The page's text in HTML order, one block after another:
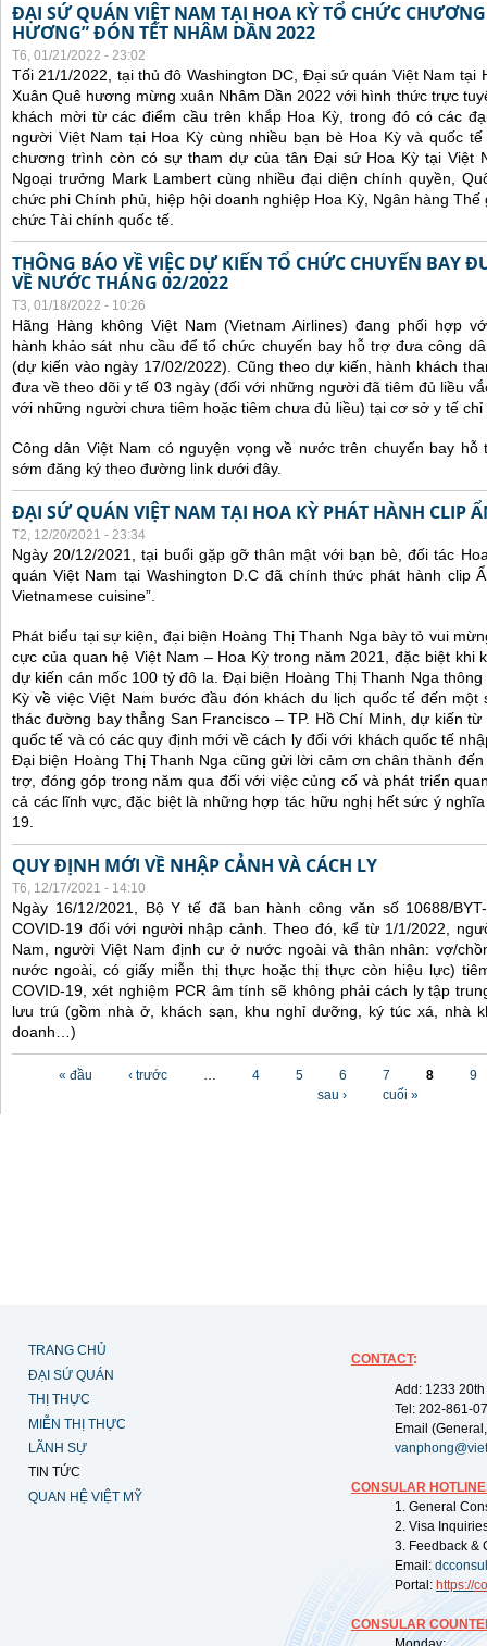
ĐẠI SỨ QUÁN VIỆT NAM TẠI HOA KỲ TỔ CHỨC
HƯƠNG” ĐÓN TẾT NHÂM DẦN 2022
T6, 01/21/2022 - 23:02
Tối 21/1/2022, tại thủ đô Washington DC, Đại sứ quán Việt Nam
Xuân Quê hương mừng xuân Nhâm Dần 2022 với hình thức trực
khách mời từ các điểm cầu trên khắp Hoa Kỳ, trong đó có các
người Việt Nam tại Hoa Kỳ cùng nhiều bạn bè Hoa Kỳ và quốc
chương trình còn có sự tham dự của tân Đại sứ Hoa Kỳ tại Việt
Ngoại trưởng Mark Lambert cùng nhiều đại diện chính quyền,
chức phi Chính phủ, hiệp hội doanh nghiệp Hoa Kỳ, Ngân hàng
chức Tài chính quốc tế.
THÔNG BÁO VỀ VIỆC DỰ KIẾN TỔ CHỨC CHUYẾN BAY
VỀ NƯỚC THÁNG 02/2022
T3, 01/18/2022 - 10:26
Hãng Hàng không Việt Nam (Vietnam Airlines) đang phối hợp
hành khảo sát nhu cầu để tổ chức chuyến bay hỗ trợ đưa công
(dự kiến vào ngày 17/02/2022).
Cũng theo dự kiến, hành khách
đưa về theo dõi y tế 03 ngày (đối với những người đã tiêm đủ liều
với những người chưa tiêm hoặc tiêm chưa đủ liều) tại cơ sở y tế chỉ
Công dân Việt Nam có nguyện vọng về nước trên chuyến bay
sớm đăng ký theo đường link dưới đây.
ĐẠI SỨ QUÁN VIỆT NAM TẠI HOA KỲ PHÁT HÀNH CLIP
T2, 12/20/2021 - 23:34
Ngày 20/12/2021, tại buổi gặp gỡ thân mật với bạn bè, đối tác
quán Việt Nam tại Washington D.C đã chính thức phát hành clip
Vietnamese cuisine”.
Phát biểu tại sự kiện, đại biện Hoàng Thị Thanh Nga bày tỏ vui
cực của quan hệ Việt Nam – Hoa Kỳ trong năm 2021, đặc biệt khi
dự kiến cán mốc 100 tỷ đô la. Đại biện Hoàng Thị Thanh Nga
Kỳ về việc Việt Nam bước đầu đón khách du lịch quốc tế đến
thác đường bay thẳng San Francisco – TP. Hồ Chí Minh, dự kiến
quốc tế và có các quy định mới về cách ly đối với khách quốc tế
Đại biện Hoàng Thị Thanh Nga cũng gửi lời cảm ơn chân thành
trợ, đóng góp trong năm qua đối với việc củng cố và phát triển
cả các lĩnh vực, đặc biệt là những hợp tác hữu nghị hết sức ý
19.
QUY ĐỊNH MỚI VỀ NHẬP CẢNH VÀ CÁCH LY
T6, 12/17/2021 - 14:10
Ngày 16/12/2021, Bộ Y tế đã ban hành công văn số 10688/
COVID-19 đối với người nhập cảnh. Theo đó, kể từ 1/1/2022,
Nam, người Việt Nam định cư ở nước ngoài và thân nhân: vợ/
nước ngoài, có giấy miễn thị thực hoặc thị thực còn hiệu lực)
COVID-19, xét nghiệm PCR âm tính sẽ không phải cách ly tập
lưu trú (gồm nhà ở, khách sạn, khu nghỉ dưỡng, ký túc xá, nhà
doanh…)
« đầu ‹ trước … 4 5 6 7 8
9
sau ›
cuối »
TRANG CHỦ
ĐẠI SỨ QUÁN
THỊ THỰC
MIỄN THỊ THỰC
LÃNH SỰ
TIN TỨC
QUAN HỆ VIỆT MỸ
CONTACT:
Add: 1233
Tel: 202-861-
Email
CONSULAR
1. General
2. Visa
3. Feedback &
Email:
Portal: https://
CONSULAR